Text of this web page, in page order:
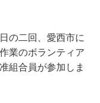
の二回、愛西市に
業のボランティア
組合員が参加しま